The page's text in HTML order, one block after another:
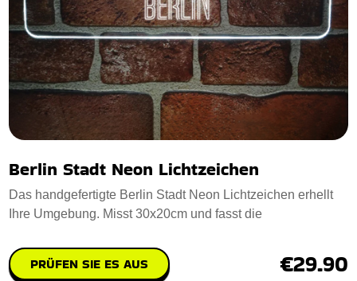
Berlin Stadt Neon Lichtzeichen
Das handgefertigte Berlin Stadt Neon Lichtzeichen erhellt
Ihre Umgebung. Misst 30x20cm und fasst die
PRÜFEN SIE ES AUS €29.90